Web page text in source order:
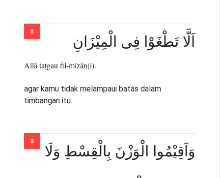
اَلَّا تَطْغَوْا فِى الْمِيْزَانِ
Allā taṭgau fil-mīzān(i).
agar kamu tidak melampaui batas dalam
timbangan itu.
وَاَقِيْمُوا الْوَزْنَ بِالْقِسْطِ وَلَا